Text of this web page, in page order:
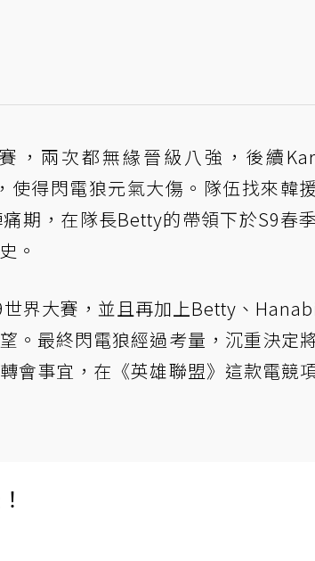
，兩次都無緣晉級八強，後續
得閃電狼元氣大傷。隊伍找來韓
期，在隊長Betty的帶領下於S9春
。
界大賽，並且再加上Betty、
。最終閃電狼經過考量，沉重決定
會事宜，在《英雄聯盟》這款電競